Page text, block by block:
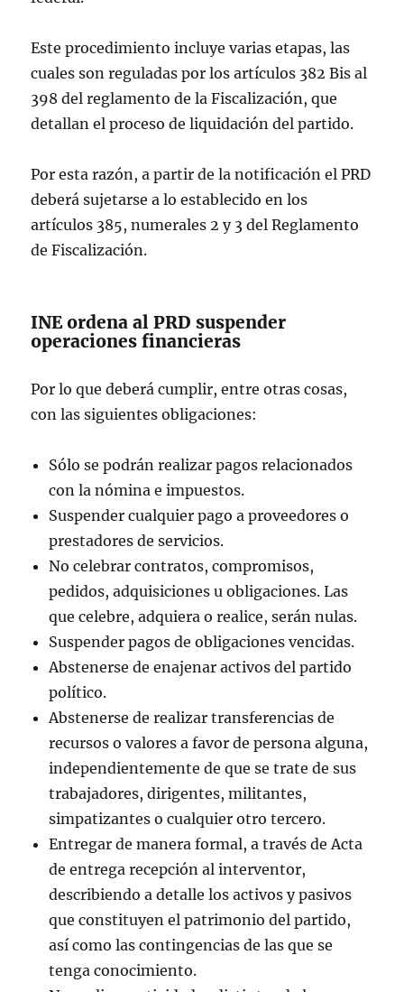
Este procedimiento incluye varias etapas, las
cuales son reguladas por los artículos 382 Bis al
398 del reglamento de la Fiscalización, que
detallan el proceso de liquidación del partido.
Por esta razón, a partir de la notificación el PRD
deberá sujetarse a lo establecido en los
artículos 385, numerales 2 y 3 del Reglamento
de Fiscalización.
INE ordena al PRD suspender
operaciones financieras
Por lo que deberá cumplir, entre otras cosas,
con las siguientes obligaciones:
Sólo se podrán realizar pagos relacionados
con la nómina e impuestos.
Suspender cualquier pago a proveedores o
prestadores de servicios.
No celebrar contratos, compromisos,
pedidos, adquisiciones u obligaciones. Las
que celebre, adquiera o realice, serán nulas.
Suspender pagos de obligaciones vencidas.
Abstenerse de enajenar activos del partido
político.
Abstenerse de realizar transferencias de
recursos o valores a favor de persona alguna,
independientemente de que se trate de sus
trabajadores, dirigentes, militantes,
simpatizantes o cualquier otro tercero.
Entregar de manera formal, a través de Acta
de entrega recepción al interventor,
describiendo a detalle los activos y pasivos
que constituyen el patrimonio del partido,
así como las contingencias de las que se
tenga conocimiento.